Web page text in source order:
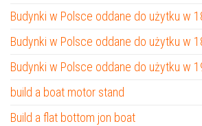
Budynki w Polsce oddane do użytku w
Budynki w Polsce oddane do użytku w
Budynki w Polsce oddane do użytku w
build a boat motor stand
Build a flat bottom jon boat